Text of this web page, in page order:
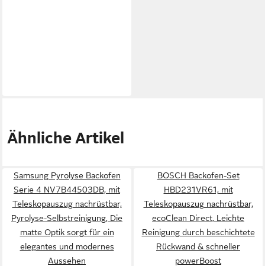
Ähnliche Artikel
Samsung Pyrolyse Backofen
Serie 4 NV7B44503DB, mit
Teleskopauszug nachrüstbar,
Pyrolyse-Selbstreinigung, Die
matte Optik sorgt für ein
elegantes und modernes
Aussehen
BOSCH Backofen-Set
HBD231VR61, mit
Teleskopauszug nachrüstbar,
ecoClean Direct, Leichte
Reinigung durch beschichtete
Rückwand & schneller
powerBoost